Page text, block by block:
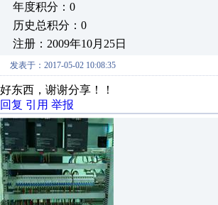
年度积分：0
历史总积分：0
注册：2009年10月25日
发表于：2017-05-02 10:08:35
好东西，谢谢分享！！
回复 引用 举报